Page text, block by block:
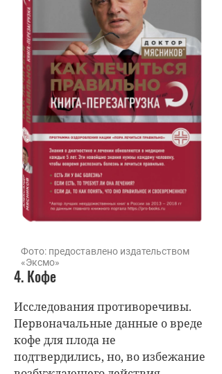
Фото: предоставлено издательством
«Эксмо»
4. Кофе
Исследования противоречивы.
Первоначальные данные о вреде
кофе для плода не
подтвердились, но, во избежание